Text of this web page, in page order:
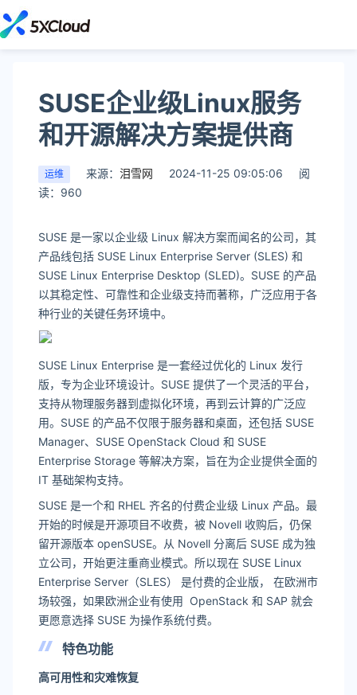
SUSE企业级Linux服务
和开源解决方案提供商
运维 来源： 泪雪网 2024-11-25 09:05:06
阅
读：960
SUSE 是一家以企业级 Linux 解决方案而闻名的公司，其
产品线包括 SUSE Linux Enterprise Server (SLES) 和
SUSE Linux Enterprise Desktop (SLED)。SUSE 的产品
以其稳定性、可靠性和企业级支持而著称，广泛应用于各
种行业的关键任务环境中。
SUSE Linux Enterprise 是一套经过优化的 Linux 发行
版，专为企业环境设计。SUSE 提供了一个灵活的平台，
支持从物理服务器到虚拟化环境，再到云计算的广泛应
用。SUSE 的产品不仅限于服务器和桌面，还包括 SUSE
Manager、SUSE OpenStack Cloud 和 SUSE
Enterprise Storage 等解决方案，旨在为企业提供全面的
IT 基础架构支持。
SUSE 是一个和 RHEL 齐名的付费企业级 Linux 产品。最
开始的时候是开源项目不收费，被 Novell 收购后，仍保
留开源版本 openSUSE。从 Novell 分离后 SUSE 成为独
立公司，开始更注重商业模式。所以现在 SUSE Linux
Enterprise Server（SLES） 是付费的企业版， 在欧洲市
场较强，如果欧洲企业有使用 OpenStack 和 SAP 就会
更愿意选择 SUSE 为操作系统付费。
特色功能
高可用性和灾难恢复